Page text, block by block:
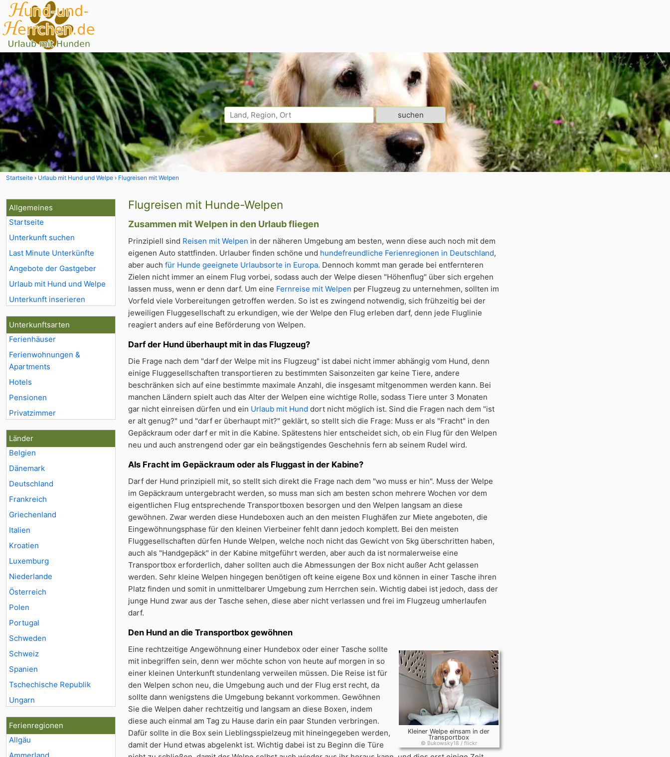
Startseite Urlaub mit Hund und Welpe Flugreisen mit Welpen
Allgemeines
Startseite
Unterkunft suchen
Last Minute Unterkünfte
Angebote der Gastgeber
Urlaub mit Hund und Welpe
Unterkunft inserieren
Unterkunftsarten
Ferienhäuser
Ferienwohnungen &
Apartments
Hotels
Pensionen
Privatzimmer
Länder
Belgien
Dänemark
Deutschland
Frankreich
Griechenland
Italien
Kroatien
Luxemburg
Niederlande
Österreich
Polen
Portugal
Schweden
Schweiz
Spanien
Tschechische Republik
Ungarn
Ferienregionen
Allgäu
Flugreisen mit Hunde-Welpen
Zusammen mit Welpen in den Urlaub fliegen
Prinzipiell sind Reisen mit Welpen in der näheren Umgebung am besten, wenn diese auch noch mit dem
eigenen Auto stattfinden. Urlauber finden schöne und hundefreundliche Ferienregionen in Deutschland,
aber auch für Hunde geeignete Urlaubsorte in Europa. Dennoch kommt man gerade bei entfernteren
Zielen nicht immer an einem Flug vorbei, sodass auch der Welpe diesen "Höhenflug" über sich ergehen
lassen muss, wenn er denn darf. Um eine Fernreise mit Welpen per Flugzeug zu unternehmen, sollten im
Vorfeld viele Vorbereitungen getroffen werden. So ist es zwingend notwendig, sich frühzeitig bei der
jeweiligen Fluggesellschaft zu erkundigen, wie der Welpe den Flug erleben darf, denn jede Fluglinie
reagiert anders auf eine Beförderung von Welpen.
Darf der Hund überhaupt mit in das Flugzeug?
Die Frage nach dem "darf der Welpe mit ins Flugzeug" ist dabei nicht immer abhängig vom Hund, denn
einige Fluggesellschaften transportieren zu bestimmten Saisonzeiten gar keine Tiere, andere
beschränken sich auf eine bestimmte maximale Anzahl, die insgesamt mitgenommen werden kann. Bei
manchen Ländern spielt auch das Alter der Welpen eine wichtige Rolle, sodass Tiere unter 3 Monaten
gar nicht einreisen dürfen und ein Urlaub mit Hund dort nicht möglich ist. Sind die Fragen nach dem "ist
er alt genug?" und "darf er überhaupt mit?" geklärt, so stellt sich die Frage: Muss er als "Fracht" in den
Gepäckraum oder darf er mit in die Kabine. Spätestens hier entscheidet sich, ob ein Flug für den Welpen
neu und auch anstrengend oder gar ein beängstigendes Geschehnis fern ab seinem Rudel wird.
Als Fracht im Gepäckraum oder als Fluggast in der Kabine?
Darf der Hund prinzipiell mit, so stellt sich direkt die Frage nach dem "wo muss er hin". Muss der Welpe
im Gepäckraum untergebracht werden, so muss man sich am besten schon mehrere Wochen vor dem
eigentlichen Flug entsprechende Transportboxen besorgen und den Welpen langsam an diese
gewöhnen. Zwar werden diese Hundeboxen auch an den meisten Flughäfen zur Miete angeboten, die
Eingewöhnungsphase für den kleinen Vierbeiner fehlt dann jedoch komplett. Bei den meisten
Fluggesellschaften dürfen Hunde Welpen, welche noch nicht das Gewicht von 5kg überschritten haben,
auch als "Handgepäck" in der Kabine mitgeführt werden, aber auch da ist normalerweise eine
Transportbox erforderlich, daher sollten auch die Abmessungen der Box nicht außer Acht gelassen
werden. Sehr kleine Welpen hingegen benötigen oft keine eigene Box und können in einer Tasche ihren
Platz finden und somit in unmittelbarer Umgebung zum Herrchen sein. Wichtig dabei ist jedoch, dass der
junge Hund zwar aus der Tasche sehen, diese aber nicht verlassen und frei im Flugzeug umherlaufen
darf.
Den Hund an die Transportbox gewöhnen
Kleiner Welpe einsam in der
Transportbox
© Bukowsky18 / flickr
Eine rechtzeitige Angewöhnung einer Hundebox oder einer Tasche sollte
mit inbegriffen sein, denn wer möchte schon von heute auf morgen in so
einer kleinen Unterkunft stundenlang verweilen müssen. Die Reise ist für
den Welpen schon neu, die Umgebung auch und der Flug erst recht, da
sollte dann wenigstens die Umgebung bekannt vorkommen. Gewöhnen
Sie die Welpen daher rechtzeitig und langsam an diese Boxen, indem
diese auch einmal am Tag zu Hause darin ein paar Stunden verbringen.
Dafür sollte in die Box sein Lieblingsspielzeug mit hineingegeben werden,
damit der Hund etwas abgelenkt ist. Wichtig dabei ist zu Beginn die Türe